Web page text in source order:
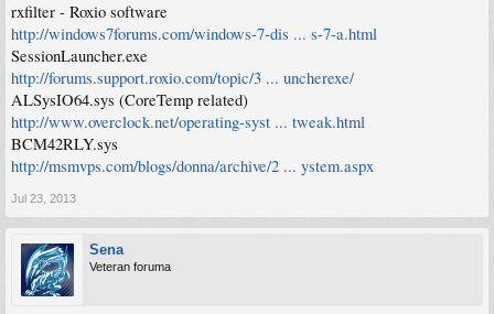
rxfilter - Roxio software
http://windows7forums.com/windows-7-dis ... s-7-a.html
SessionLauncher.exe
http://forums.support.roxio.com/topic/3 ... uncherexe/
ALSysIO64.sys (CoreTemp related)
http://www.overclock.net/operating-syst ... tweak.html
BCM42RLY.sys
http://msmvps.com/blogs/donna/archive/2 ... ystem.aspx
Jul 23, 2013
Sena
Veteran foruma